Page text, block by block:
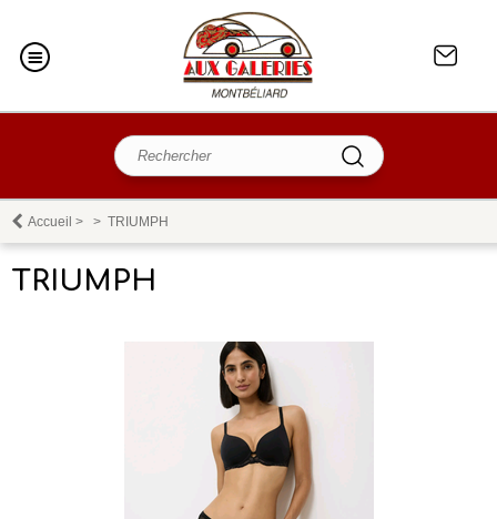
Accueil > > TRIUMPH
TRIUMPH